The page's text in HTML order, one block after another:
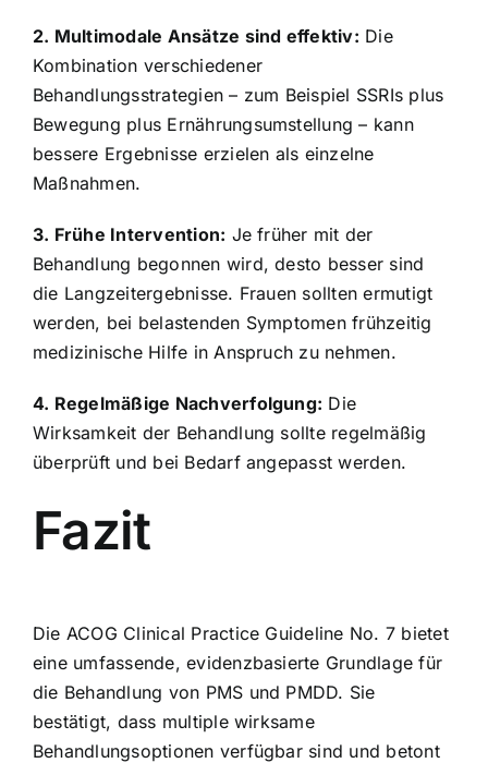
2. Multimodale Ansätze sind effektiv: Die
Kombination verschiedener
Behandlungsstrategien – zum Beispiel SSRIs plus
Bewegung plus Ernährungsumstellung – kann
bessere Ergebnisse erzielen als einzelne
Maßnahmen.
3. Frühe Intervention: Je früher mit der
Behandlung begonnen wird, desto besser sind
die Langzeitergebnisse. Frauen sollten ermutigt
werden, bei belastenden Symptomen frühzeitig
medizinische Hilfe in Anspruch zu nehmen.
4. Regelmäßige Nachverfolgung: Die
Wirksamkeit der Behandlung sollte regelmäßig
überprüft und bei Bedarf angepasst werden.
Fazit
Die ACOG Clinical Practice Guideline No. 7 bietet
eine umfassende, evidenzbasierte Grundlage für
die Behandlung von PMS und PMDD. Sie
bestätigt, dass multiple wirksame
Behandlungsoptionen verfügbar sind und betont